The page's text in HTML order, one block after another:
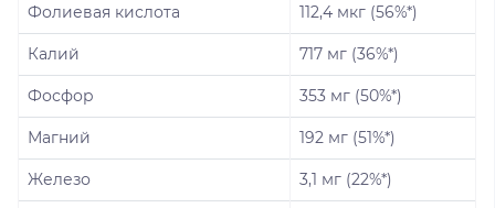
Фолиевая кислота 112,4 мкг (56%*)
Калий 717 мг (36%*)
Фосфор 353 мг (50%*)
Магний 192 мг (51%*)
Железо 3,1 мг (22%*)